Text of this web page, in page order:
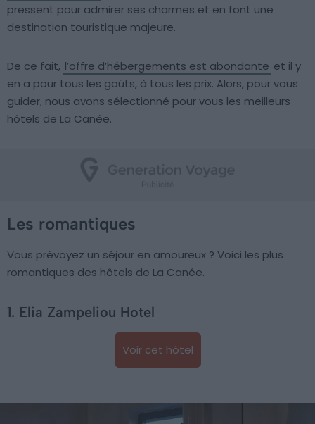
pressent pour admirer ses charmes et en font une
destination touristique majeure.
De ce fait, l’offre d’hébergements est abondante et il y
en a pour tous les goûts, à tous les prix. Alors, pour vous
guider, nous avons sélectionné pour vous les meilleurs
hôtels de La Canée.
Les romantiques
Vous prévoyez un séjour en amoureux ? Voici les plus
romantiques des hôtels de La Canée.
1. Elia Zampeliou Hotel
Voir cet hôtel